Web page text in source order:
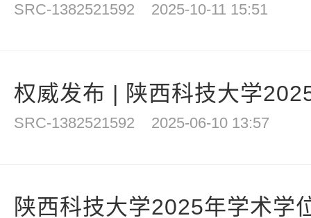
SRC-1382521592 2025-10-11 15:51
权威发布 | 陕西科技大学
SRC-1382521592 2025-06-10 13:57
陕西科技大学2025年学术学